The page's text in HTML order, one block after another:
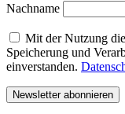
Nachname
Mit der Nutzung
Speicherung und
einverstanden.